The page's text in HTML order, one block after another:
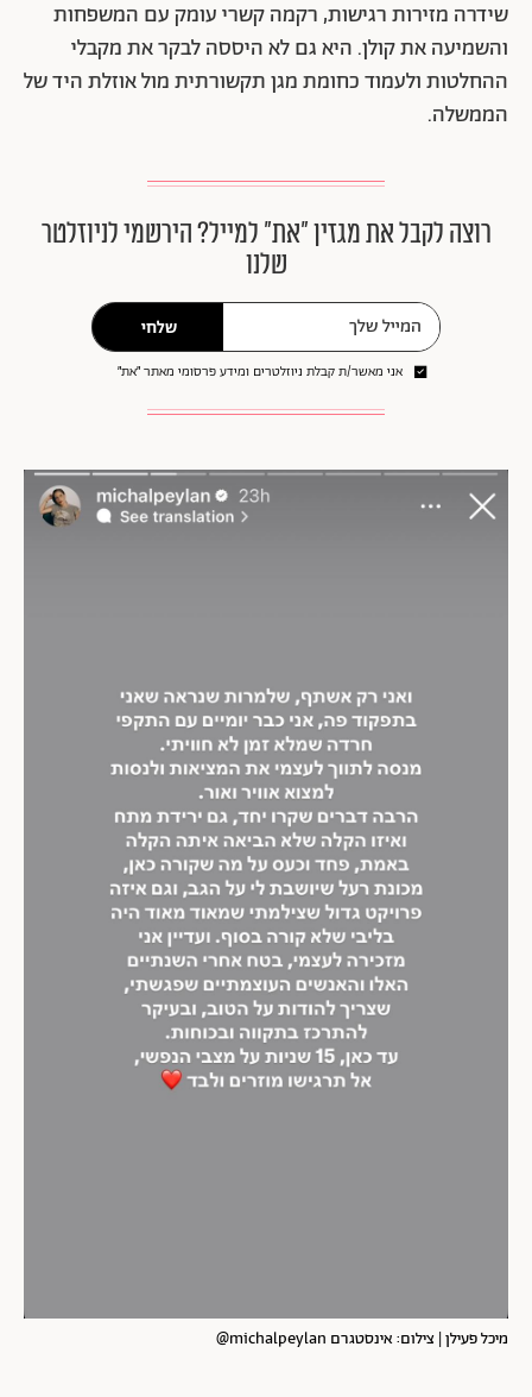
שידרה מזירות רגישות, רקמה קשרי עומק עם המשפחות
והשמיעה את קולן. היא גם לא היססה לבקר את מקבלי
ההחלטות ולעמוד כחומת מגן תקשורתית מול אוזלת היד של
הממשלה.
רוצה לקבל את מגזין ״את״ למייל? הירשמי לניוזלטר
שלנו
שלחי
אני מאשר/ת קבלת ניוזלטרים ומידע פרסומי מאתר ״את״
מיכל פעילן | צילום: אינסטגרם michalpeylan@